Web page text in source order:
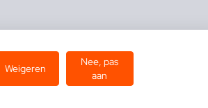
Weigeren
Nee, pas
aan